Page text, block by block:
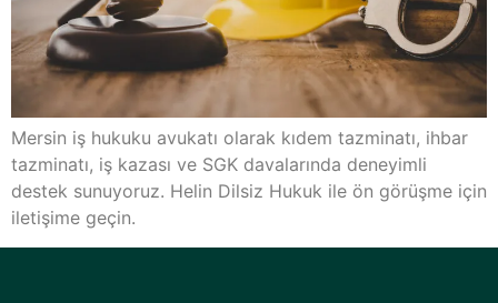
Mersin iş hukuku avukatı olarak kıdem tazminatı, ihbar
tazminatı, iş kazası ve SGK davalarında deneyimli
destek sunuyoruz. Helin Dilsiz Hukuk ile ön görüşme için
iletişime geçin.